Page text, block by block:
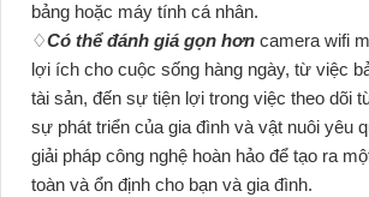
bảng hoặc máy tính cá nhân.
♢Có thể đánh giá gọn hơn camera wifi
lợi ích cho cuộc sống hàng ngày, từ việc
tài sản, đến sự tiện lợi trong việc theo dõi
sự phát triển của gia đình và vật nuôi yêu
giải pháp công nghệ hoàn hảo để tạo ra
toàn và ổn định cho bạn và gia đình.